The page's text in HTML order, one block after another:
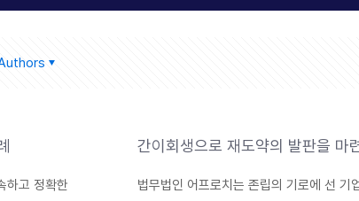
하고 정확한
간이회생으로 재도약의 발판을 마
법무법인 어프로치는 존립의 기로에 선 기